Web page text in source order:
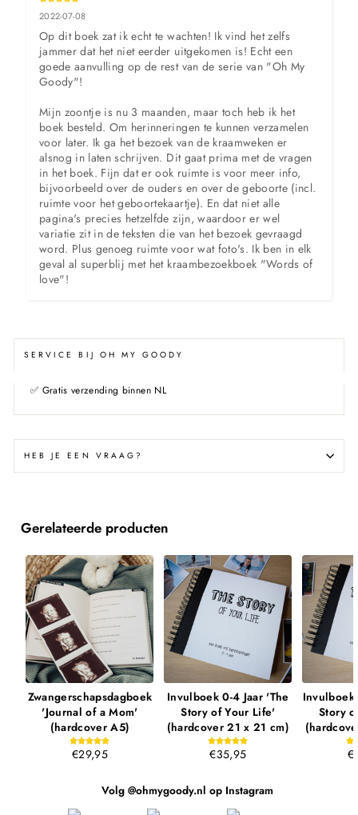
2022-07-08
Op dit boek zat ik echt te wachten! Ik vind het zelfs
jammer dat het niet eerder uitgekomen is! Echt een
goede aanvulling op de rest van de serie van "Oh My
Goody"!
Mijn zoontje is nu 3 maanden, maar toch heb ik het
boek besteld. Om herinneringen te kunnen verzamelen
voor later. Ik ga het bezoek van de kraamweken er
alsnog in laten schrijven. Dit gaat prima met de vragen
in het boek. Fijn dat er ook ruimte is voor meer info,
bijvoorbeeld over de ouders en over de geboorte (incl.
ruimte voor het geboortekaartje). En dat niet alle
pagina's precies hetzelfde zijn, waardoor er wel
variatie zit in de teksten die van het bezoek gevraagd
word. Plus genoeg ruimte voor wat foto's. Ik ben in elk
geval al superblij met het kraambezoekboek "Words of
love"!
SERVICE BIJ OH MY GOODY
✅ Gratis verzending binnen NL
HEB JE EEN VRAAG?
Gerelateerde producten
Zwangerschapsdagboek
'Journal of a Mom'
(hardcover A5)
€29,95
Invulboek 0-4 Jaar 'The
Story of Your Life'
(hardcover 21 x 21 cm)
€35,95
Invulboek
Story
Volg @ohmygoody.nl op Instagram